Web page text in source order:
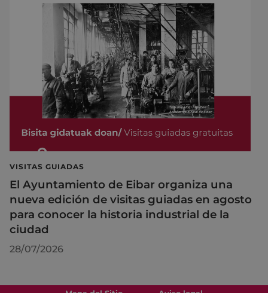
VISITAS GUIADAS
El Ayuntamiento de Eibar organiza una
nueva edición de visitas guiadas en agosto
para conocer la historia industrial de la
ciudad
28/07/2026